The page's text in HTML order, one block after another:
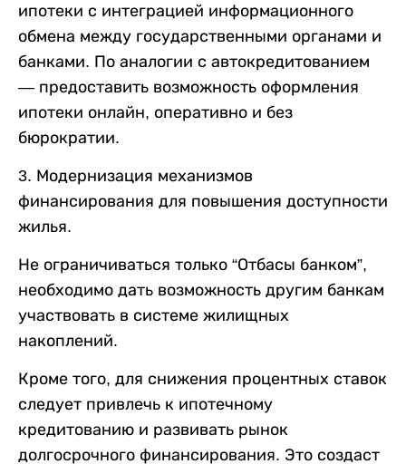
ипотеки с интеграцией информационного
обмена между государственными органами и
банками. По аналогии с автокредитованием
— предоставить возможность оформления
ипотеки онлайн, оперативно и без
бюрократии.
3. Модернизация механизмов
финансирования для повышения доступности
жилья.
Не ограничиваться только “Отбасы банком”,
необходимо дать возможность другим банкам
участвовать в системе жилищных
накоплений.
Кроме того, для снижения процентных ставок
следует привлечь к ипотечному
кредитованию и развивать рынок
долгосрочного финансирования. Это создаст